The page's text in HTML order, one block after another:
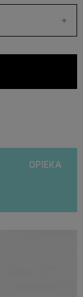
+
OPIEKA